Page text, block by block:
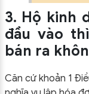
3. Hộ kinh
đầu vào
bán ra
Căn cứ khoản 1